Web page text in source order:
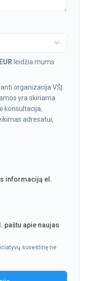
leidžia mums
organizacija VŠĮ
yra skiriama
konsultacija,
adresatui,
informaciją el.
paštu apie naujas
suvestinę ne